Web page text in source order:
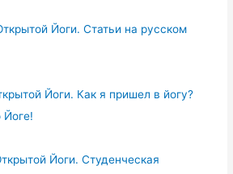
Йоги. Статьи на русском
Йоги. Как я пришел в йогу?
Йоге!
Йоги. Студенческая